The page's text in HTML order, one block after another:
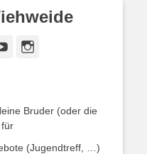
Bruder (oder die
(Jugendtreff, …)